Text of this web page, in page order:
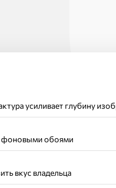
усиливает глубину
фоновыми обоями
вкус владельца